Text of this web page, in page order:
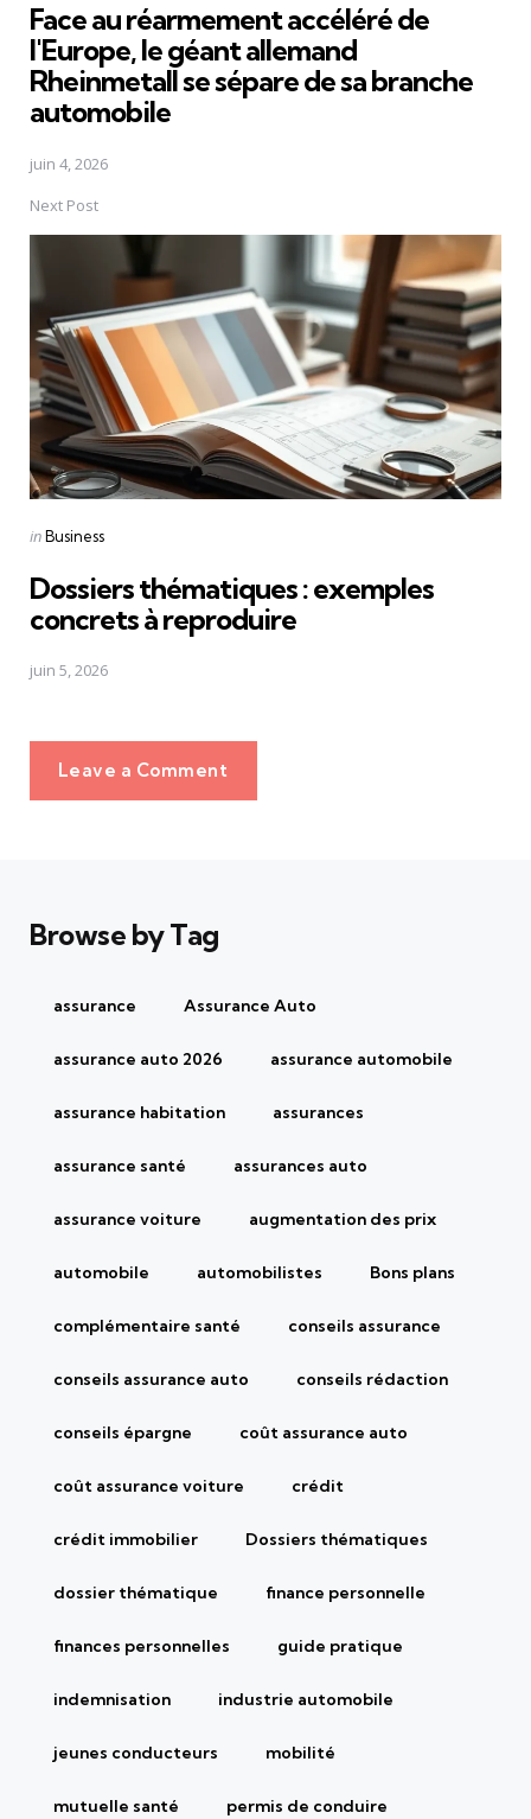
Face au réarmement accéléré de
l'Europe, le géant allemand
Rheinmetall se sépare de sa branche
automobile
juin 4, 2026
Next Post
Posted
inBusiness
Dossiers thématiques : exemples
concrets à reproduire
juin 5, 2026
Leave a Comment
Browse by Tag
assurance Assurance Auto
assurance auto 2026 assurance automobile
assurance habitation assurances
assurance santé assurances auto
assurance voiture augmentation des prix
automobile automobilistes Bons plans
complémentaire santé conseils assurance
conseils assurance auto conseils rédaction
conseils épargne coût assurance auto
coût assurance voiture crédit
crédit immobilier Dossiers thématiques
dossier thématique finance personnelle
finances personnelles guide pratique
indemnisation industrie automobile
jeunes conducteurs mobilité
mutuelle santé permis de conduire